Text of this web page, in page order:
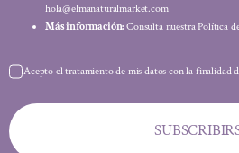
hola@elmanaturalmarket.com
Más información: Consulta nuestra Política
Acepto el tratamiento de mis datos con la finalidad